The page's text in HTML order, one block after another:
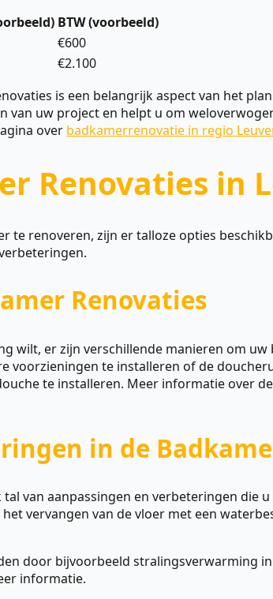
BTW (voorbeeld)
€600
€2.100
is een belangrijk aspect van het
uw project en helpt u om
over badkamerrenovatie in regio
Renovaties in
te renoveren, zijn er talloze opties
Renovaties
wilt, er zijn verschillende manieren om
voorzieningen te installeren of de
te installeren. Meer informatie over
in de
van aanpassingen en verbeteringen die
vervangen van de vloer met een
door bijvoorbeeld stralingsverwarming
informatie.